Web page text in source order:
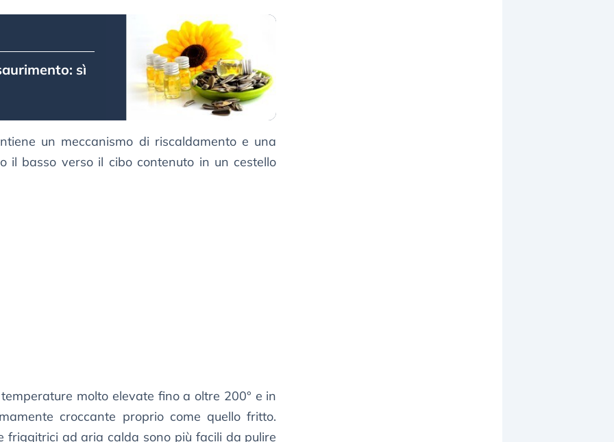
sì
un meccanismo di riscaldamento e una
il basso verso il cibo contenuto in un cestello
molto elevate fino a oltre 200° e in
croccante proprio come quello fritto.
friggitrici ad aria calda sono più facili da pulire